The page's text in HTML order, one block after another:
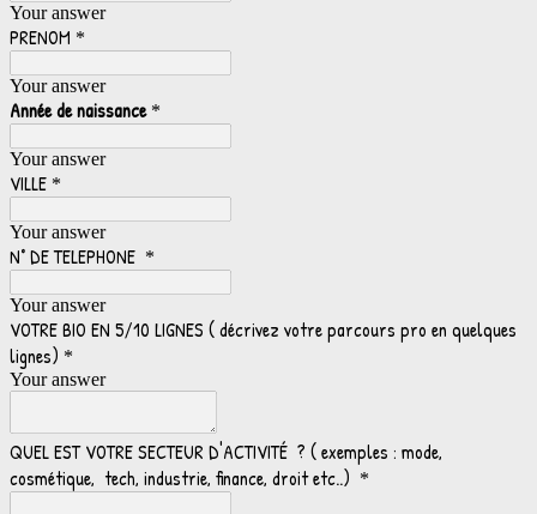
Your answer
PRENOM *
Your answer
Année de naissance*
Your answer
VILLE *
Your answer
N° DE TELEPHONE *
Your answer
VOTRE BIO EN 5/10 LIGNES ( décrivez votre parcours pro en quelques
lignes) *
Your answer
QUEL EST VOTRE SECTEUR D'ACTIVITÉ ? ( exemples : mode,
cosmétique, tech, industrie, finance, droit etc..) *